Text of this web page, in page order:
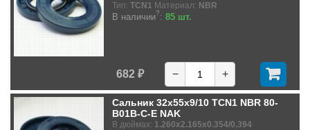
Тип: TCN1 Материал: NBR
В наличии?: 85 шт.
682 ₽ − +
Сальник 32x55x9/10 TCN1 NBR 80-
B01B-C-E NAK
В дюймах: 1.260x2.165x0.354/0.394